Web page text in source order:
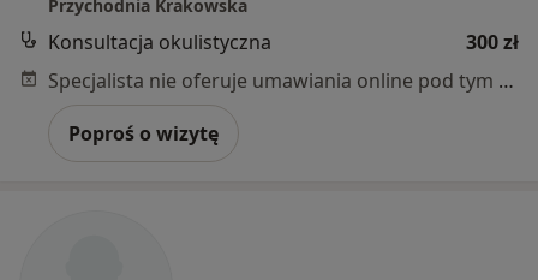
Przychodnia Krakowska
Konsultacja okulistyczna
300 zł
Specjalista nie oferuje umawiania online pod tym adresem.
Poproś o wizytę